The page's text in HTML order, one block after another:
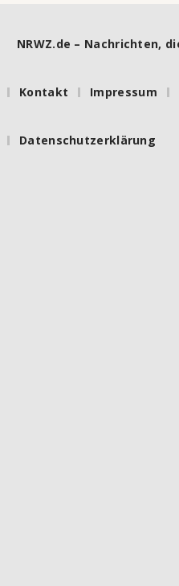
NRWZ.de – Nachrichten,
Kontakt Impressum
Datenschutzerklärung